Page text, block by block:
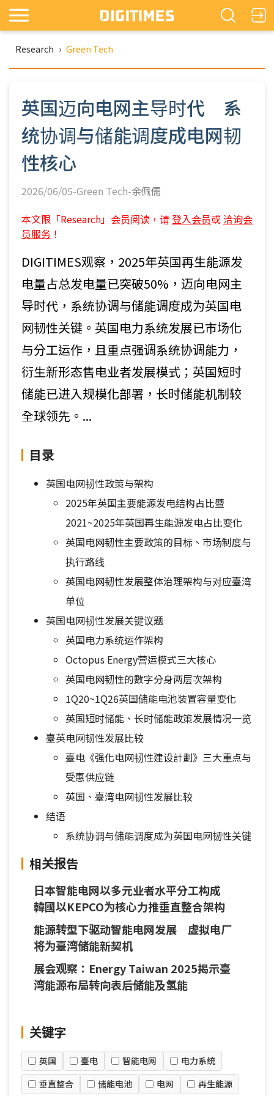
Research › Green Tech
英国迈向电网主导时代 系
统协调与储能调度成电网韧
性核心
2026/06/05-Green Tech-余佩儒
本文限「Research」会员阅读，请登入会员或 洽询会
员服务 ！
DIGITIMES观察，2025年英国再生能源发
电量占总发电量已突破50%，迈向电网主
导时代，系统协调与储能调度成为英国电
网韧性关键。英国电力系统发展已市场化
与分工运作，且重点强调系统协调能力，
衍生新形态售电业者发展模式；英国短时
储能已进入规模化部署，长时储能机制较
全球领先。...
目录
英国电网韧性政策与架构
2025年英国主要能源发电结构占比暨
2021~2025年英国再生能源发电占比变化
英国电网韧性主要政策的目标、市场制度与
执行路线
英国电网韧性发展整体治理架构与对应臺湾
单位
英国电网韧性发展关键议题
英国电力系统运作架构
Octopus Energy营运模式三大核心
英国电网韧性的數字分身两层次架构
1Q20~1Q26英国储能电池装置容量变化
英国短时储能、长时储能政策发展情况一览
臺英电网韧性发展比较
臺电《强化电网韧性建设計劃》三大重点与
受惠供应链
英国、臺湾电网韧性发展比较
结语
系统协调与储能调度成为英国电网韧性关键
相关报告
日本智能电网以多元业者水平分工构成
韓國以KEPCO为核心力推垂直整合架构
能源转型下驱动智能电网发展 虚拟电厂
将为臺湾储能新契机
展会观察：Energy Taiwan 2025揭示臺
湾能源布局转向表后储能及氢能
关键字
英国 臺电 智能电网
电力系统
垂直整合
储能电池 电网 再生能源